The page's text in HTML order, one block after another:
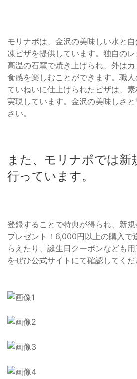
モリナポは、金沢の美味しい水と
凍ピザを提供しています。独自の
高温の石窯で焼き上げられ、外は
食感を楽しむことができます。職
ていねいに仕上げられたピザは、
実現しています。金沢の美味しさ
さい。
また、モリナポでは新
行っています。
登録することで特典が得られ、新
プレゼント！6,000円以上の購入で
らえたり、誕生日クーポンなども
をぜひ公式サイトにて確認してくだ